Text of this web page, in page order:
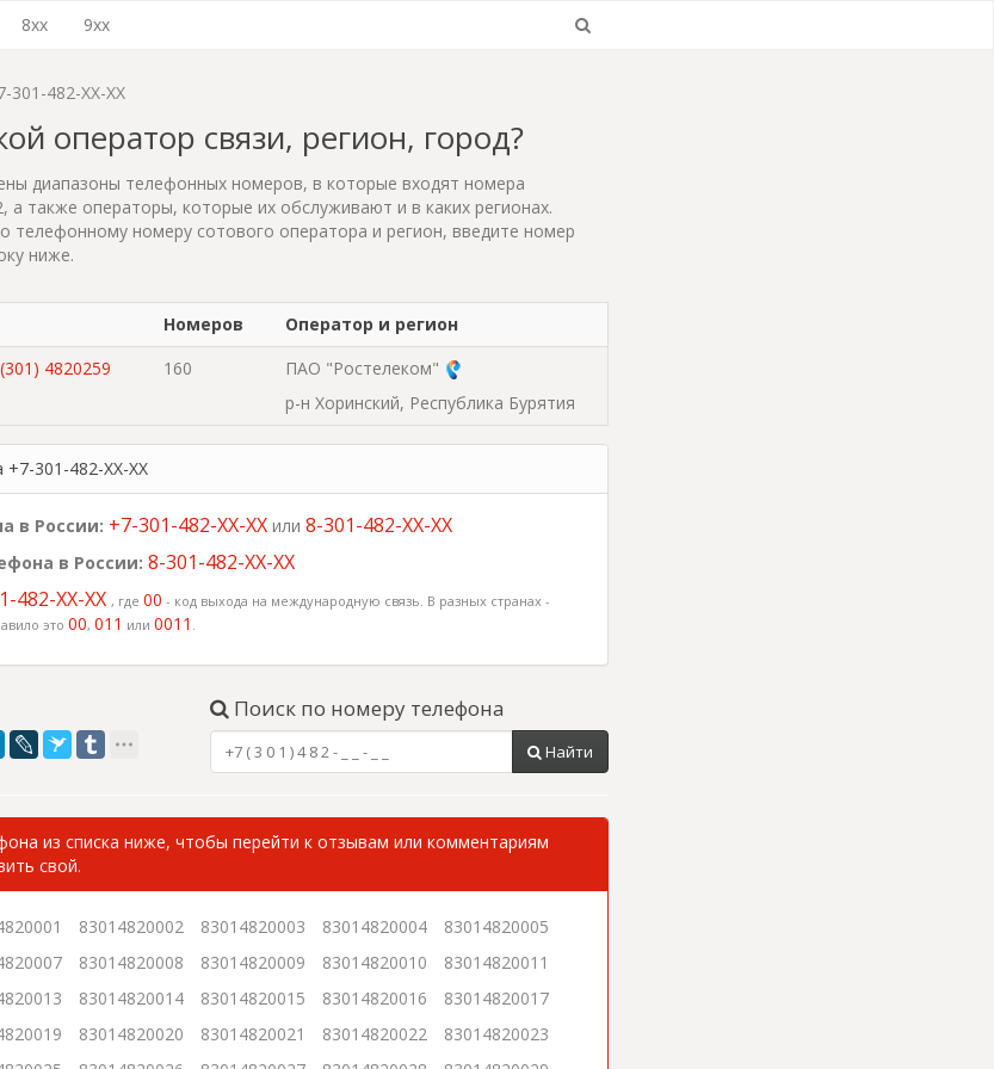
8xx 9xx
301-482-XX-XX
оператор связи, регион, город?
диапазоны телефонных номеров, в которые входят номера
а также операторы, которые их обслуживают и в каких регионах.
телефонному номеру сотового оператора и регион, введите номер
ниже.
Номеров
Оператор и регион
4820259 160
ПАО "Ростелеком"
р-н Хоринский, Республика Бурятия
301-482-XX-XX
в России: +7-301-482-XX-XX или 8-301-482-XX-XX
в России: 8-301-482-XX-XX
482-XX-XX , где 00 - код выхода на международную связь. В разных странах -
это 00, 011 или 0011 .
Поиск по номеру телефона
Найти
из списка ниже, чтобы перейти к отзывам или комментариям
свой.
83014820002 83014820003 83014820004
83014820005
83014820008 83014820009 83014820010
83014820011
83014820014 83014820015 83014820016
83014820017
83014820020 83014820021 83014820022
83014820023